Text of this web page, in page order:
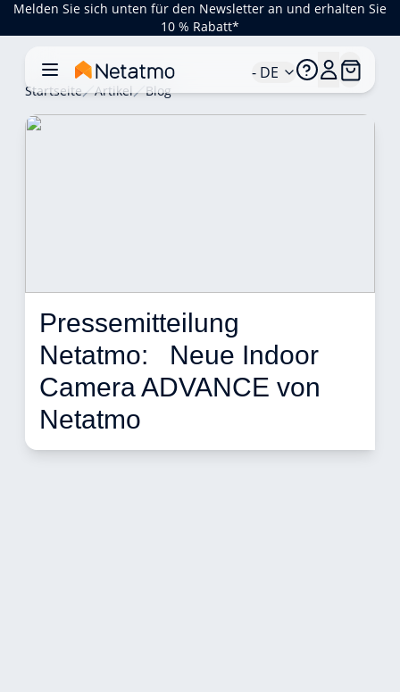
Melden Sie sich unten für den Newsletter an und erhalten Sie
10 % Rabatt*
- DE
Startseite Artikel Blog
Pressemitteilung
Netatmo:   Neue Indoor
Camera ADVANCE von
Netatmo